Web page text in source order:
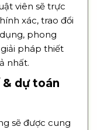
viên sẽ trực
xác, trao đổi
phong
pháp thiết
nhất.
dự toán
sẽ được cung